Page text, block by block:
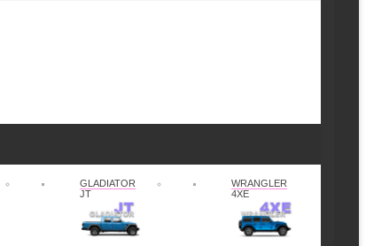
GLADIATOR
JT
WRANGLER
4XE